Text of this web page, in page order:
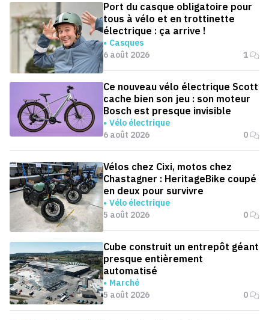
Port du casque obligatoire pour
tous à vélo et en trottinette
électrique : ça arrive !
Casques
6 août 2026
1
Ce nouveau vélo électrique Scott
cache bien son jeu : son moteur
Bosch est presque invisible
Vélo électrique
6 août 2026
0
Vélos chez Cixi, motos chez
Chastagner : HeritageBike coupé
en deux pour survivre
Vélo électrique
5 août 2026
0
Cube construit un entrepôt géant
presque entièrement
automatisé
Marché
5 août 2026
0